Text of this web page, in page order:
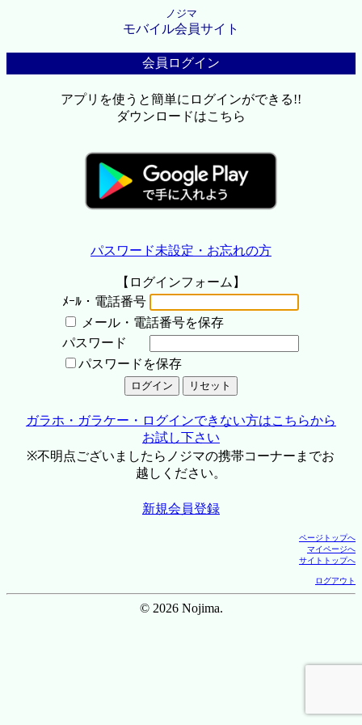
ノジマ
モバイル会員サイト
会員ログイン
アプリを使うと簡単にログインができる!!
ダウンロードはこちら
パスワード未設定・お忘れの方
【ログインフォーム】
ﾒｰﾙ・電話番号
メール・電話番号を保存
パスワード
パスワードを保存
ガラホ・ガラケー・ログインできない方はこちらから
お試し下さい
※不明点ございましたらノジマの携帯コーナーまでお
越しください。
新規会員登録
ページトップへ
マイページへ
サイトトップへ
ログアウト
© 2026 Nojima.